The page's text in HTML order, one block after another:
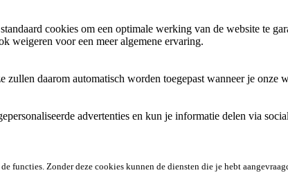
cookies om een optimale werking van de website te
weigeren voor een meer algemene ervaring.
daarom automatisch worden toegepast wanneer je onze
advertenties en kun je informatie delen via
Zonder deze cookies kunnen de diensten die je hebt